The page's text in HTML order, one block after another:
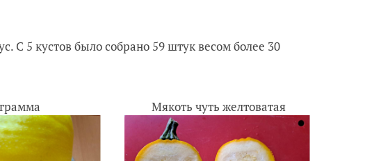
С 5 кустов было собрано 59 штук весом более 30
Мякоть чуть желтоватая